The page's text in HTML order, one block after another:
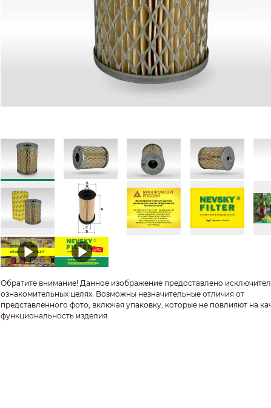
Обратите внимание! Данное изображение предоставлено
ознакомительных целях. Возможны незначительные отличия от
представленного фото, включая упаковку, которые не повлияют на
функциональность изделия.